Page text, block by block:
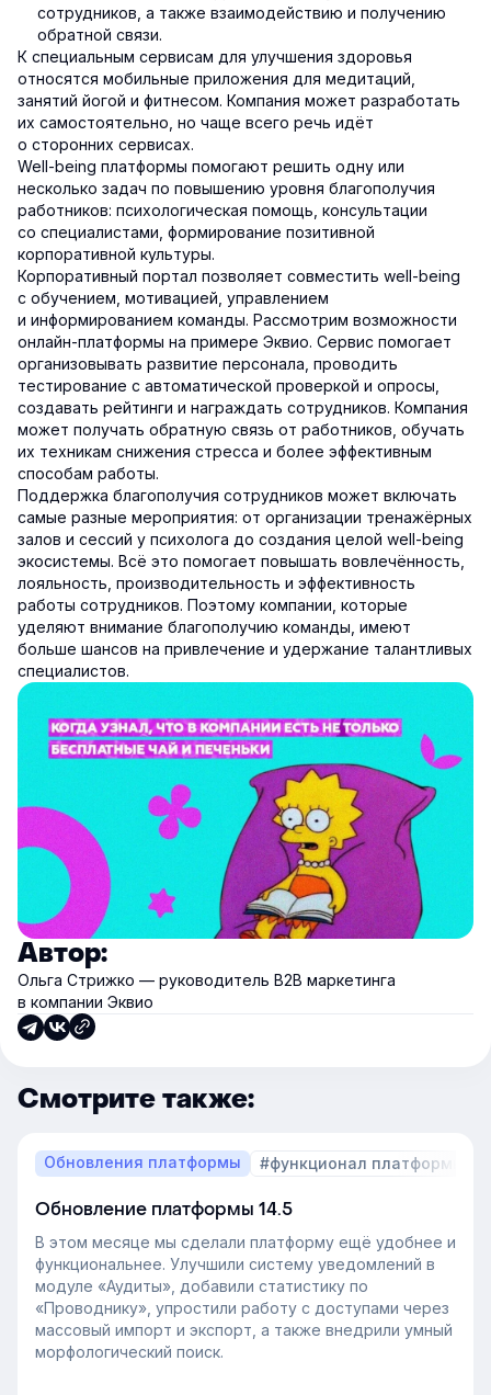
сотрудников, а также взаимодействию и получению
обратной связи.
К специальным сервисам для улучшения здоровья
относятся мобильные приложения для медитаций,
занятий йогой и фитнесом. Компания может разработать
их самостоятельно, но чаще всего речь идёт
о сторонних сервисах.
Well-being платформы помогают решить одну или
несколько задач по повышению уровня благополучия
работников: психологическая помощь, консультации
со специалистами, формирование позитивной
корпоративной культуры.
Корпоративный портал позволяет совместить well-being
с обучением, мотивацией, управлением
и информированием команды. Рассмотрим возможности
онлайн-платформы на примере Эквио. Сервис помогает
организовывать развитие персонала, проводить
тестирование с автоматической проверкой и опросы,
создавать рейтинги и награждать сотрудников. Компания
может получать обратную связь от работников, обучать
их техникам снижения стресса и более эффективным
способам работы.
Поддержка благополучия сотрудников может включать
самые разные мероприятия: от организации тренажёрных
залов и сессий у психолога до создания целой well-being
экосистемы. Всё это помогает повышать вовлечённость,
лояльность, производительность и эффективность
работы сотрудников. Поэтому компании, которые
уделяют внимание благополучию команды, имеют
больше шансов на привлечение и удержание талантливых
специалистов.
Автор:
Ольга Стрижко — руководитель В2В маркетинга
в компании Эквио
Смотрите также:
Обновления платформы #функционал платформы
Обновление платформы 14.5
В этом месяце мы сделали платформу ещё удобнее и
функциональнее. Улучшили систему уведомлений в
модуле «Аудиты», добавили статистику по
«Проводнику», упростили работу с доступами через
массовый импорт и экспорт, а также внедрили умный
морфологический поиск.